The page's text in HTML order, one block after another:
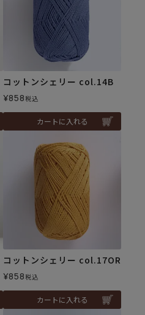
コットンシェリー col.14B
¥858税込
カートに入れる
コットンシェリー col.17OR
¥858税込
カートに入れる